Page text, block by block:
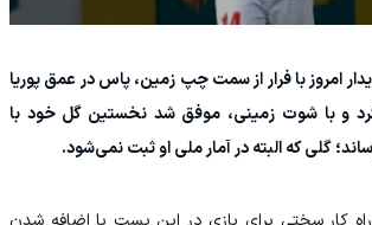
امروز با فرار از سمت چپ زمین، پاس در عمق پوریا
کرد و با شوت زمینی، موفق شد نخستین گل خود با
گلی که البته در آمار ملی او ثبت نمی‌شود.